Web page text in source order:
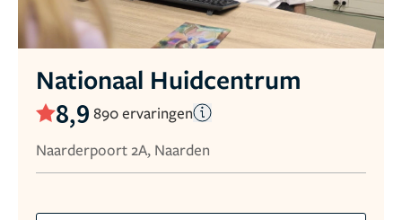
Nationaal Huidcentrum
8,9 890 ervaringen
Naarderpoort 2A, Naarden